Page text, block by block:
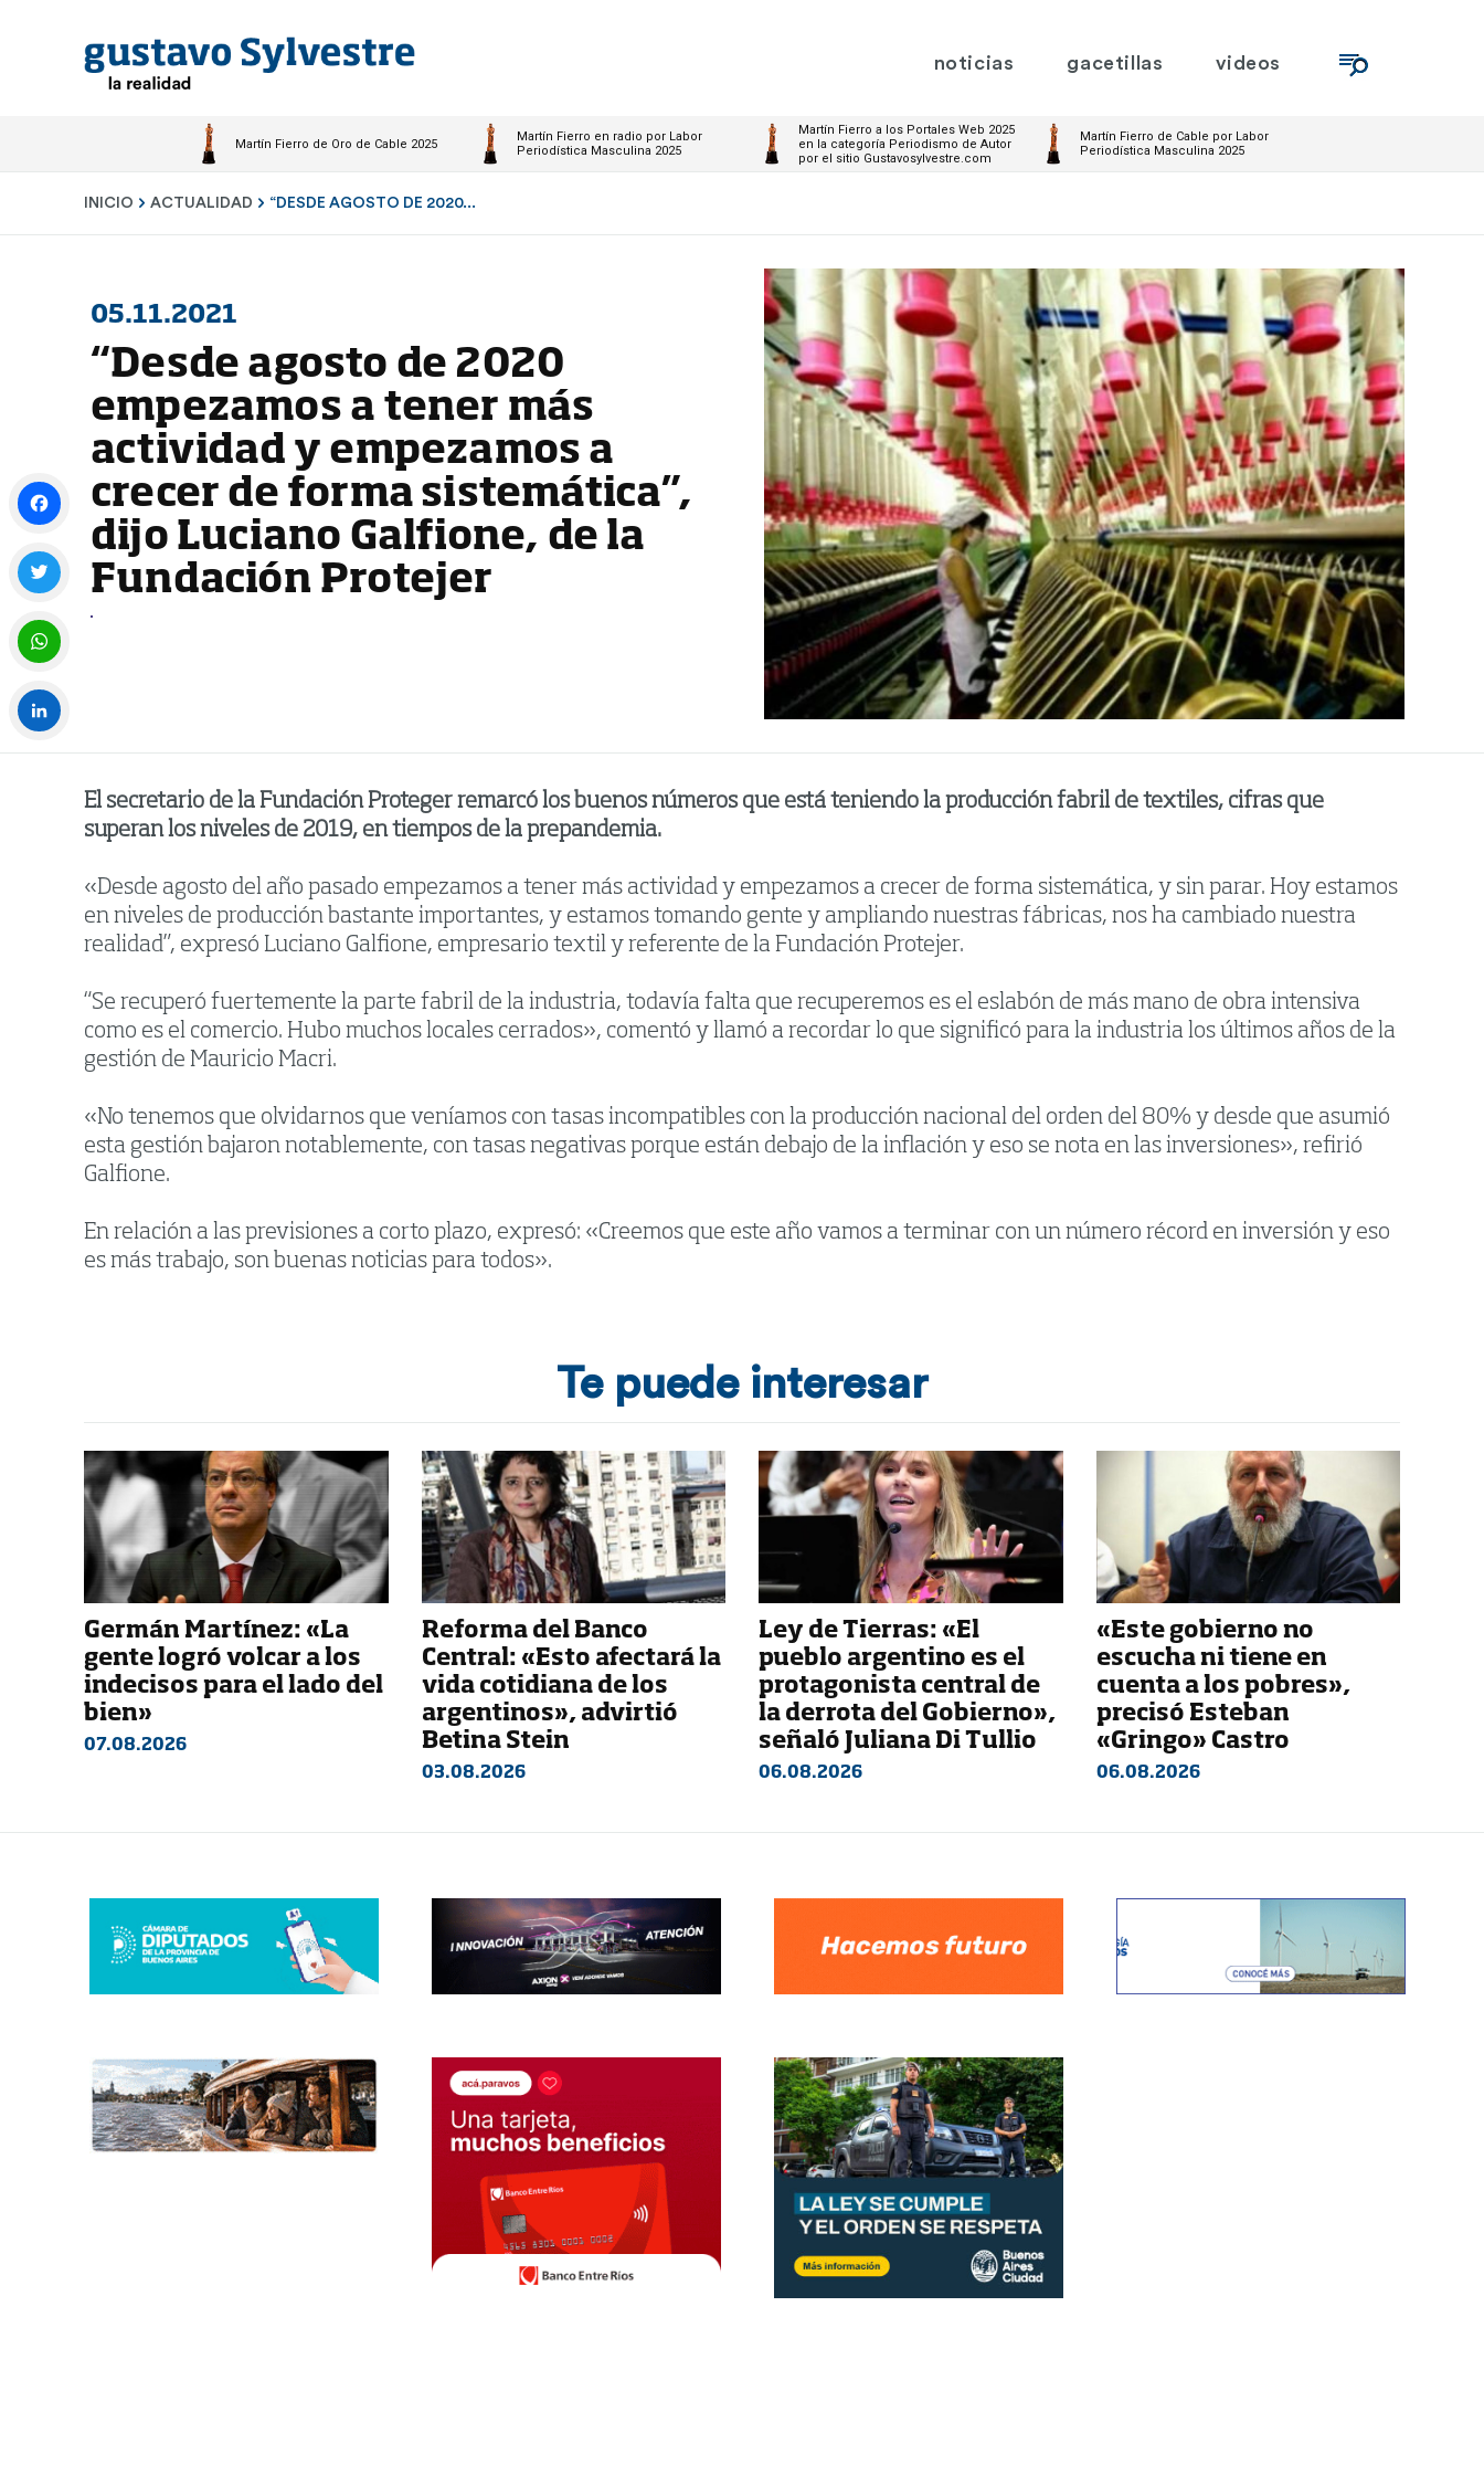
noticias gacetillas videos
Martín Fierro de Oro de Cable 2025
Martín Fierro en radio por Labor
Periodística Masculina 2025
Martín Fierro a los Portales Web 2025
en la categoría Periodismo de Autor
por el sitio Gustavosylvestre.com
Martín Fierro de Cable por Labor
Periodística Masculina 2025
INICIO ACTUALIDAD “DESDE AGOSTO DE 2020...
05.11.2021
“Desde agosto de 2020
empezamos a tener más
actividad y empezamos a
crecer de forma sistemática”,
dijo Luciano Galfione, de la
Fundación Protejer
El secretario de la Fundación Proteger remarcó los buenos números que está teniendo la producción fabril de textiles, cifras que
superan los niveles de 2019, en tiempos de la prepandemia.
«Desde agosto del año pasado empezamos a tener más actividad y empezamos a crecer de forma sistemática, y sin parar. Hoy estamos
en niveles de producción bastante importantes, y estamos tomando gente y ampliando nuestras fábricas, nos ha cambiado nuestra
realidad”, expresó Luciano Galfione, empresario textil y referente de la Fundación Protejer.
“Se recuperó fuertemente la parte fabril de la industria, todavía falta que recuperemos es el eslabón de más mano de obra intensiva
como es el comercio. Hubo muchos locales cerrados», comentó y llamó a recordar lo que significó para la industria los últimos años de la
gestión de Mauricio Macri.
«No tenemos que olvidarnos que veníamos con tasas incompatibles con la producción nacional del orden del 80% y desde que asumió
esta gestión bajaron notablemente, con tasas negativas porque están debajo de la inflación y eso se nota en las inversiones», refirió
Galfione.
En relación a las previsiones a corto plazo, expresó: «Creemos que este año vamos a terminar con un número récord en inversión y eso
es más trabajo, son buenas noticias para todos».
Te puede interesar
Germán Martínez: «La
gente logró volcar a los
indecisos para el lado del
bien»
07.08.2026
Reforma del Banco
Central: «Esto afectará la
vida cotidiana de los
argentinos», advirtió
Betina Stein
03.08.2026
Ley de Tierras: «El
pueblo argentino es el
protagonista central de
la derrota del Gobierno»,
señaló Juliana Di Tullio
06.08.2026
«Este gobierno no
escucha ni tiene en
cuenta a los pobres»,
precisó Esteban
«Gringo» Castro
06.08.2026
Facebook
Twitter
WhatsApp
LinkedIn